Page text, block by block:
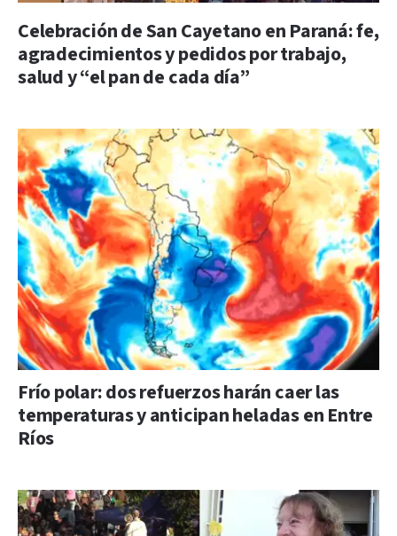
Celebración de San Cayetano en Paraná: fe,
agradecimientos y pedidos por trabajo,
salud y “el pan de cada día”
Frío polar: dos refuerzos harán caer las
temperaturas y anticipan heladas en Entre
Ríos